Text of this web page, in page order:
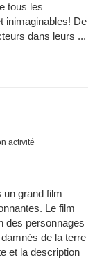
tous les
inimaginables! De
dans leurs ...
activité
un grand film
Le film
des personnages
de la terre
et la description